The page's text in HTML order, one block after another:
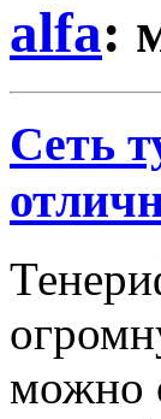
alfa:
Сеть
можно